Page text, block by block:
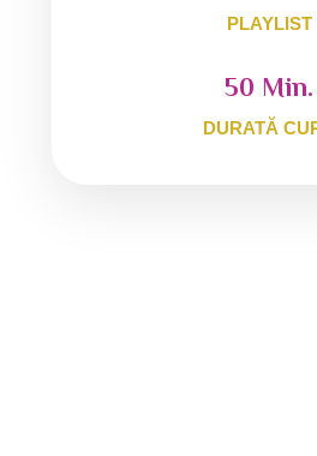
PLAYLIST
50 Min.
DURATĂ